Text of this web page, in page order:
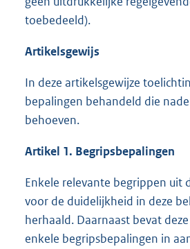
toebedeeld).
Artikelsgewijs
In deze artikelsgewijze
bepalingen behandeld die
behoeven.
Artikel 1. Begripsbepalingen
Enkele relevante begrippen uit
voor de duidelijkheid in deze
herhaald. Daarnaast bevat
enkele begripsbepalingen in